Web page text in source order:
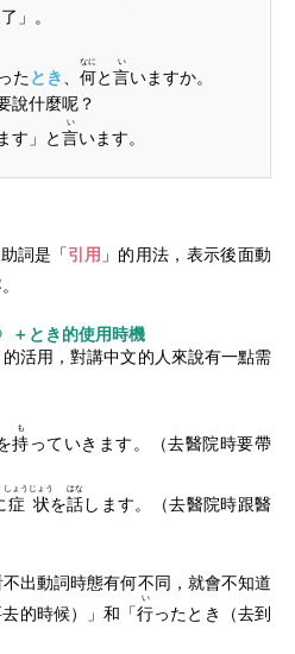
」。
たとき 何
なに
と言
い
いますか。
說什麼呢？
す」と言
い
います。
助詞是「引用 」的用法，表示後面動
＋とき的使用時機
的活用，對講中文的人來說有一點需
持
も
っていきます。（去醫院時要帶
症状
しょうじょう
を話
はな
します。（去醫院時跟醫
出動詞時態有何不同，就會不知道
的時候）」和「行
い
ったとき（去到